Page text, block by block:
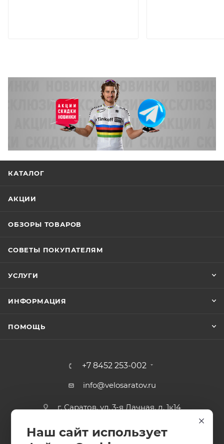
КАТАЛОГ
АКЦИИ
ОБЗОРЫ ТОВАРОВ
СОВЕТЫ ПОКУПАТЕЛЯМ
УСЛУГИ
ИНФОРМАЦИЯ
ПОМОЩЬ
+7 8452 253-002
info@velosaratov.ru
г. Саратов, ул. 3-я Дачная, д. 1к14
Наш сайт использует